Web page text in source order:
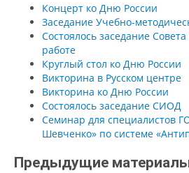
Концерт ко Дню России
Заседание Учебно-
Состоялось заседание
работе
Круглый стол ко Дню России
Викторина в Русском центре
Викторина ко Дню России
Состоялось заседание СИОД
Семинар для специалистов
Шевченко» по системе
Предыдущие